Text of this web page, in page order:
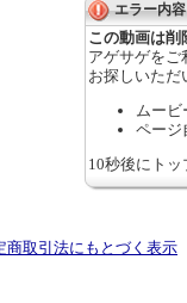
エラー内容
この動画は削
アゲサゲをご
お探しいただ
ムービ
ページ
10秒後にト
商取引法にもとづく表示